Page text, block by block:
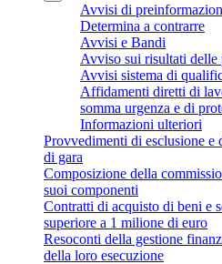
Avvisi di
Determina a contrarre
Avvisi e Bandi
Avviso sui risultati delle
Avvisi sistema di
Affidamenti diretti di
somma urgenza e di
Informazioni ulteriori
Provvedimenti di esclusione e
di gara
Composizione della
suoi componenti
Contratti di acquisto di beni e
superiore a 1 milione di euro
Resoconti della gestione
della loro esecuzione